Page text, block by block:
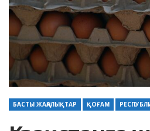
БАСТЫ ЖАҢАЛЫҚТАР ҚОҒАМ